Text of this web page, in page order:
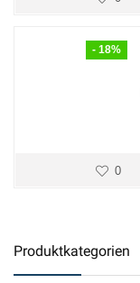
- 18%
0
Produktkategorien